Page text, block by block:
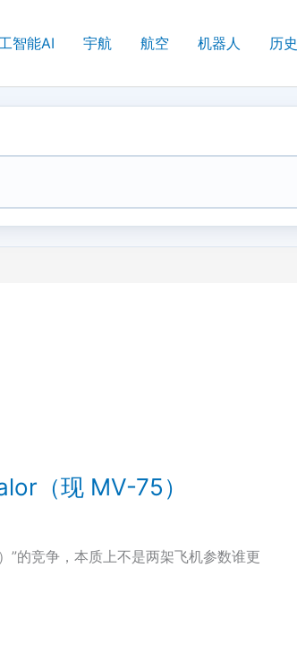
智能AI 宇航 航空 机器人 历史
（现 MV-75）
的竞争，本质上不是两架飞机参数谁更